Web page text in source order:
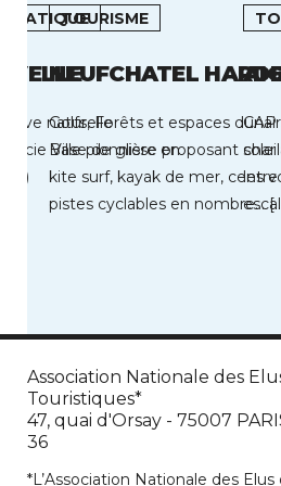
naturelle
Ville pionnière en
TOURISME
NEUFCHATEL
Golfs, Forêts et espaces
Base de glisse proposant char
kite surf, kayak de mer,
pistes cyclables en nombre…
les
Association Nationale des
Touristiques*
47, quai d'Orsay - 75007
36
*L’Association Nationale des Elus